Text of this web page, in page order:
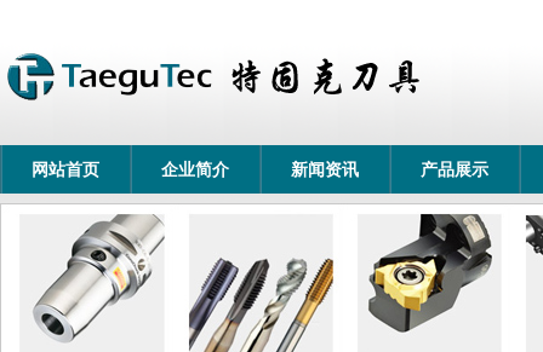
网站首页 企业简介 新闻资讯 产品展示